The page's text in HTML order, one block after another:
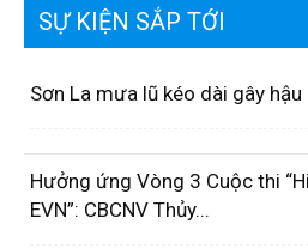
SỰ KIỆN SẮP TỚI
Sơn La mưa lũ kéo dài gây
Hưởng ứng Vòng 3 Cuộc thi
EVN”: CBCNV Thủy...